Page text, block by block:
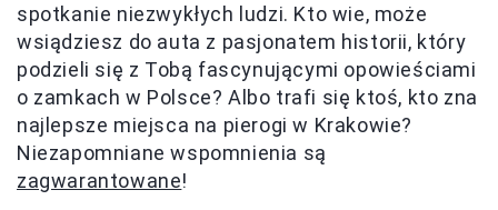
spotkanie niezwykłych ludzi. Kto wie, może
wsiądziesz do auta z pasjonatem historii, który
podzieli się z Tobą fascynującymi opowieściami
o zamkach w Polsce? Albo trafi się ktoś, kto zna
najlepsze miejsca na pierogi w Krakowie?
Niezapomniane wspomnienia są
zagwarantowane!